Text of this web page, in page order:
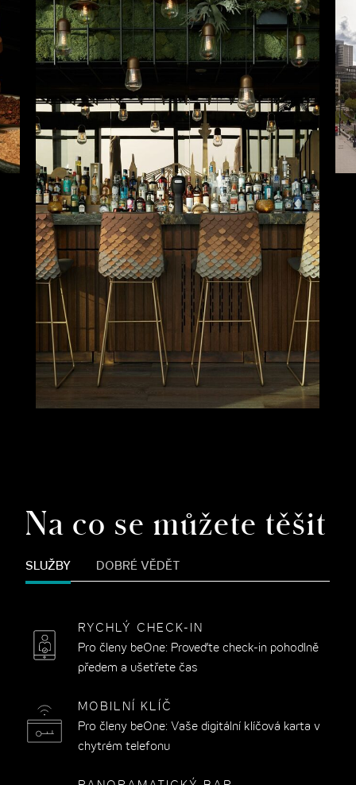
Na co se můžete těšit
SLUŽBY DOBRÉ VĚDĚT
RYCHLÝ CHECK-IN
Pro členy beOne: Proveďte check-in pohodlně
předem a ušetřete čas
MOBILNÍ KLÍČ
Pro členy beOne: Vaše digitální klíčová karta v
chytrém telefonu